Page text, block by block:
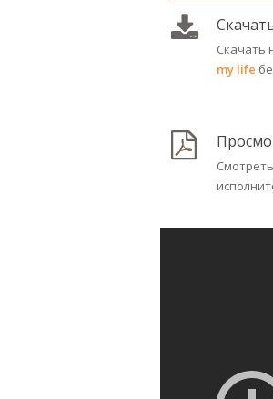
Скачать
my life